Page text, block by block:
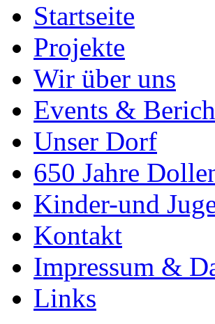
Startseite
Projekte
Wir über uns
Events &
Unser Dorf
650 Jahre
Kinder-und
Kontakt
Impressum &
Links